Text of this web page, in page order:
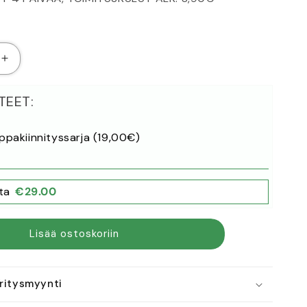
Lisää
tuotteen
1
määrää
(19‚00€)
€29.00
Lisää ostoskoriin